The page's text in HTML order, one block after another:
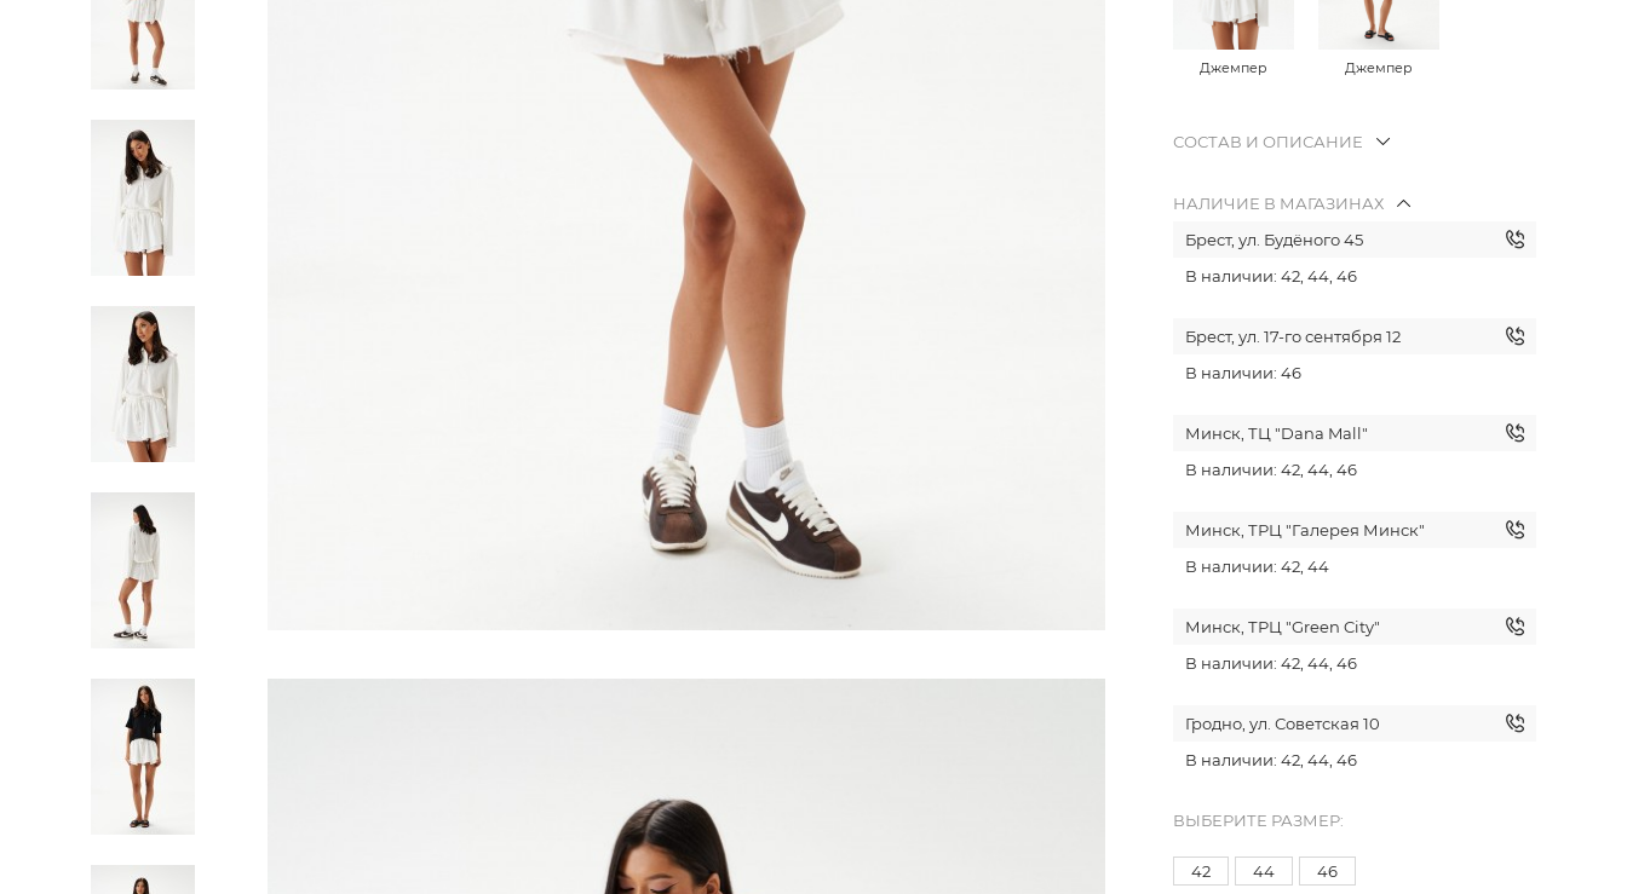
Джемпер Джемпер
СОСТАВ И ОПИСАНИЕ
НАЛИЧИЕ В МАГАЗИНАХ
Брест, ул. Будёного 45
В наличии: 42, 44, 46
Брест, ул. 17-го сентября 12
В наличии: 46
Минск, ТЦ "Dana Mall"
В наличии: 42, 44, 46
Минск, ТРЦ "Галерея Минск"
В наличии: 42, 44
Минск, ТРЦ "Green City"
В наличии: 42, 44, 46
Гродно, ул. Советская 10
В наличии: 42, 44, 46
ВЫБЕРИТЕ РАЗМЕР:
42 44 46